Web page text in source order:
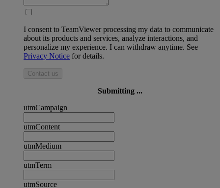
I consent to TeamViewer processing my data to communicate
about its products and services, analyze interactions, and
personalize my experience. I can withdraw anytime. See
Privacy Notice for details.
Contact us
Submitting ...
utmCampaign
utmContent
utmMedium
utmTerm
utmSource